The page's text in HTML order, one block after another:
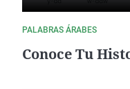
PALABRAS ÁRABES
Conoce Tu